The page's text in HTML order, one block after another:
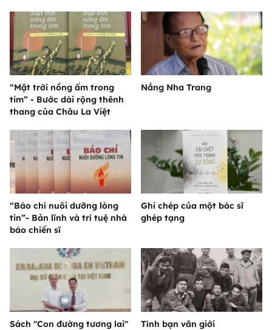
“Mặt trời nồng ấm trong
tim” - Bước dài rộng thênh
thang của Châu La Việt
Nắng Nha Trang
“Báo chí nuôi dưỡng lòng
tin”- Bản lĩnh và trí tuệ nhà
báo chiến sĩ
Ghi chép của một bác sĩ
ghép tạng
Sách "Con đường tương lai" Tình bạn văn giới